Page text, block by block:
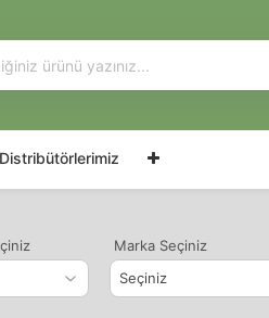
Distribütörlerimiz
Marka Seçiniz